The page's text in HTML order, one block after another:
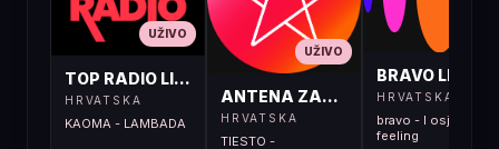
UŽIVO
TOP RADIO LIVE
HRVATSKA
KAOMA - LAMBADA
UŽIVO
ANTENA ZAGREB LIVE
HRVATSKA
TIESTO -
BRAVO LIVE
HRVATSKA
bravo - I osjećaj i
feeling